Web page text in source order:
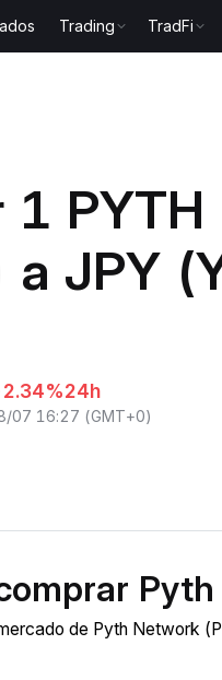
Trading TradFi
1
JPY
24h
07 16:27 (GMT+0)
de Pyth Network